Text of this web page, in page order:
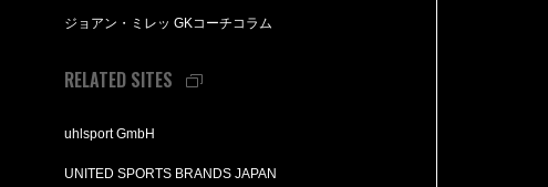
ジョアン・ミレッ GKコーチコラム
RELATED SITES
uhlsport GmbH
UNITED SPORTS BRANDS JAPAN